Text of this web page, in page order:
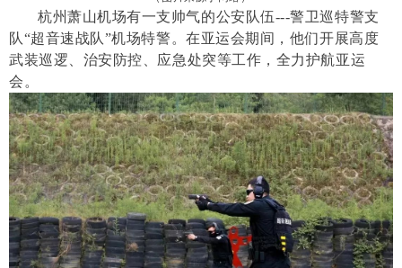
杭州萧山机场有一支帅气的公安队伍---警卫巡特警支
队“超音速战队”机场特警。在亚运会期间，他们开展高度
武装巡逻、治安防控、应急处突等工作，全力护航亚运
会。